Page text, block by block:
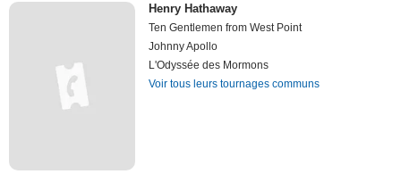
Henry Hathaway
Ten Gentlemen from West Point
Johnny Apollo
L'Odyssée des Mormons
Voir tous leurs tournages communs